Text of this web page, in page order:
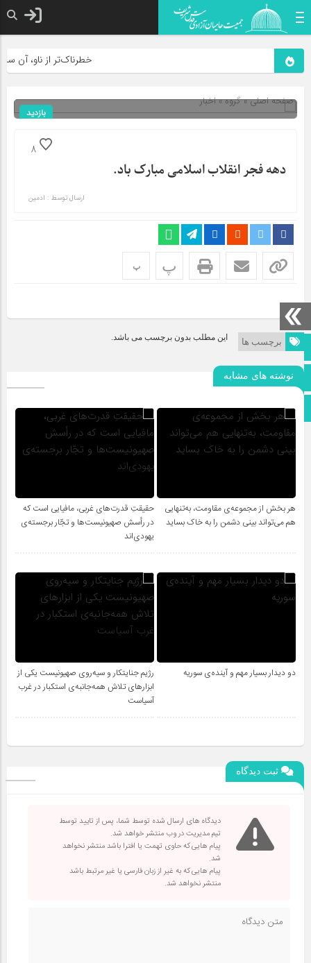
صفحه نخست
تماس با ما
اطلاعات سایت
خطرناک‌تر از ناو، آن
صفحه اصلی» گروه »اخبار
بازدید
8
دهه فجر انقلاب اسلامی مبارک باد.
ارسال توسط : ادمین
پ پ
برچسب ها این مطلب بدون برچسب می باشد.
نوشته های مشابه
هر بخش از مجموعه‌ی مقاومت، به‌تنهایی
هم می‌تواند بینی دشمن را به خاک بساید
حقیقتِ قدرت‌های غربی، مافیایی است که
در رأسش صهیونیست‌ها و تجّار برجسته‌ی
یهودی‌اند
دو دیدار بسیار مهم و آینده‌ی سوریه
رژیم جنایتکار و سیه‌‌روی صهیونیست یکی از
ابزارهای تلاش همه‌جانبه‌ی استکبار در غرب
آسیاست
ثبت دیدگاه
دیدگاه های ارسال شده توسط شما، پس از تایید توسط
تیم مدیریت در وب منتشر خواهد شد.
پیام هایی که حاوی تهمت یا افترا باشد منتشر نخواهد
شد.
پیام هایی که به غیر از زبان فارسی یا غیر مرتبط باشد
منتشر نخواهد شد.